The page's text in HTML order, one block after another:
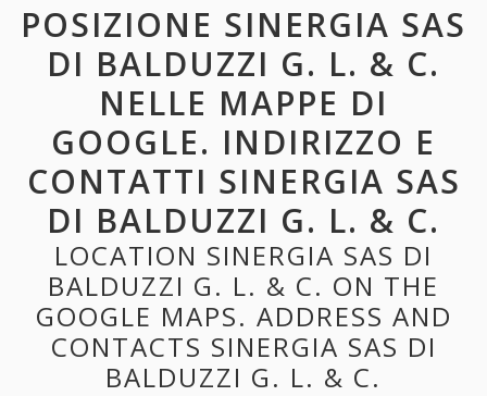
POSIZIONE SINERGIA SAS
DI BALDUZZI G. L. & C.
NELLE MAPPE DI
GOOGLE. INDIRIZZO E
CONTATTI SINERGIA SAS
DI BALDUZZI G. L. & C.
LOCATION SINERGIA SAS DI
BALDUZZI G. L. & C. ON THE
GOOGLE MAPS. ADDRESS AND
CONTACTS SINERGIA SAS DI
BALDUZZI G. L. & C.